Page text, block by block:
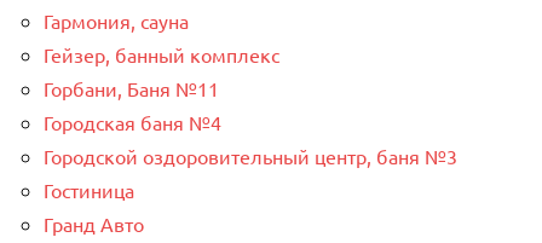
Гармония, сауна
Гейзер, банный комплекс
Горбани, Баня №11
Городская баня №4
Городской оздоровительный центр, баня №3
Гостиница
Гранд Авто